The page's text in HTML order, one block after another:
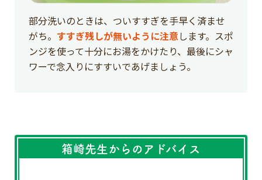
部分洗いのときは、ついすすぎを手早く済ませ
がち。 すすぎ残しが無いように注意します。スポ
ンジを使って十分にお湯をかけたり、最後にシャ
ワーで念入りにすすいであげましょう。
箱崎先生からのアドバイス